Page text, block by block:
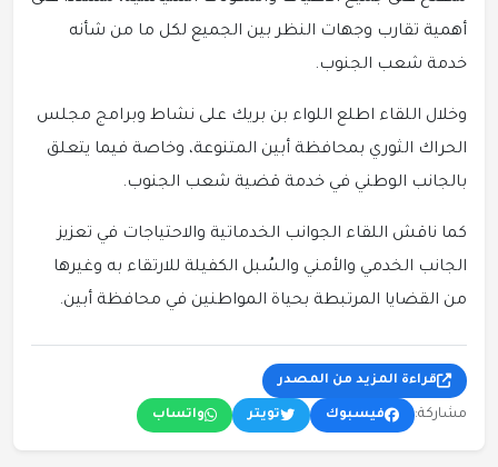
أهمية تقارب وجهات النظر بين الجميع لكل ما من شأنه
خدمة شعب الجنوب.
وخلال اللقاء اطلع اللواء بن بريك على نشاط وبرامج مجلس
الحراك الثوري بمحافظة أبين المتنوعة، وخاصة فيما يتعلق
بالجانب الوطني في خدمة قضية شعب الجنوب.
كما ناقش اللقاء الجوانب الخدماتية والاحتياجات في تعزيز
الجانب الخدمي والأمني والسُبل الكفيلة للارتقاء به وغيرها
من القضايا المرتبطة بحياة المواطنين في محافظة أبين.
قراءة المزيد من المصدر
مشاركة: فيسبوك تويتر واتساب